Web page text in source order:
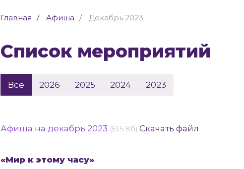
Главная Афиша Декабрь 2023
Список мероприятий
Все 2026 2025 2024 2023
Афиша на декабрь 2023 (51.5 Кб) Скачать файл
«Мир к этому часу»